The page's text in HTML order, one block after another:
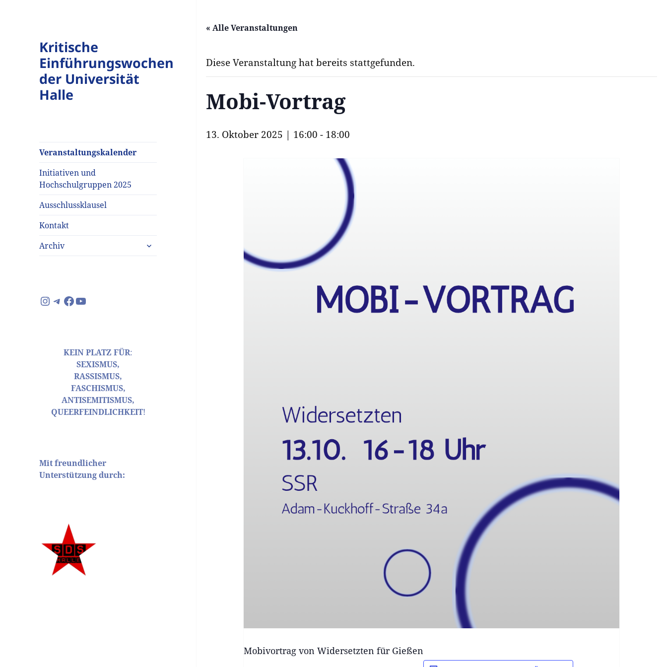
Kritische
Einführungswochen
der Universität
Halle
Veranstaltungskalender
Initiativen und
Hochschulgruppen 2025
Ausschlussklausel
Kontakt
Archiv
untermenü
anzeigen
Instagram
Telegram
Facebook
YouTube
KEIN PLATZ FÜR:
SEXISMUS,
RASSISMUS,
FASCHISMUS,
ANTISEMITISMUS,
QUEERFEINDLICHKEIT!
Mit freundlicher
Unterstützung durch:
« Alle Veranstaltungen
Diese Veranstaltung hat bereits stattgefunden.
Mobi-Vortrag
13. Oktober 2025 | 16:00 - 18:00
Mobivortrag von Widersetzten für Gießen